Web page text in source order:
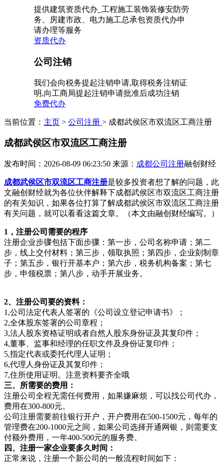
提供建筑资质代办_工程施工装饰装修安防劳
务、房建市政、电力施工总承包资质代办申
请办理等服务
资质代办
公司注销
我们会向税务提起注销申请,取得税务注销证
明,向工商局提起注销申请批准后成功注销
免费代办
当前位置： 主页 > 公司注册 > 成都武侯区市双流区工商注册
成都武侯区市双流区工商注册
发布时间：2026-08-09 06:23:50 来源： 成都公司注册融创财经
成都武侯区市双流区工商注册是较多投资者想了解的问题，此
文融创财经就为各位伙伴解释下成都武侯区市双流区工商注册
的有关知识，如果各位打算了解成都武侯区市双流区工商注册
有关问题，就可以看看这篇文章。（本文由融创财经编写。）
1，注册公司需要的程序
注册企业步骤包括下面步骤：第一步，公司名称申请；第二
步，线上交付材料；第三步，领取执照；第四步，企业刻制章
子；第五步，银行开基本户；第六步，税务机构备案；第七
步，申领税票；第八步，动手开展业务。
2、注册公司要的资料：
1,公司法定代表人签署的《公司设立登记申请书》；
2,全体股东签署的公司章程；
3,法人股东资格证明或者自然人股东身份证及其复印件；
4,董事、监事和经理的任职文件及身份证复印件；
5,指定代表或委托代理人证明；
6,代理人身份证及其复印件；
7,住所使用证明。注意资料要齐全哦
三、所需要的费用：
注册公司全程无需任何费用，如果嫌麻烦，可以找公司代办，
费用在300-800元。
公司注册需要前往银行开户，开户费用在500-1500元，每年的
管理费在200-1000元之间，如果公司选择开通网银，则需要支
付额外费用，一年400-500元的服务费。
四、注册一家企业要多久时间：
正常来说，注册一个新公司的一般流程时间如下：